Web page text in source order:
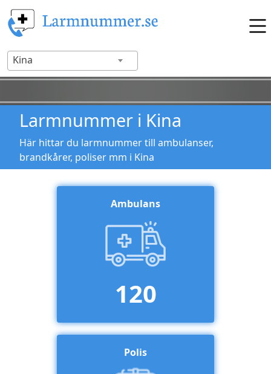
Kina
Larmnummer i Kina
Här hittar du larmnummer till ambulanser,
brandkårer, poliser mm i Kina
Ambulans
120
Polis